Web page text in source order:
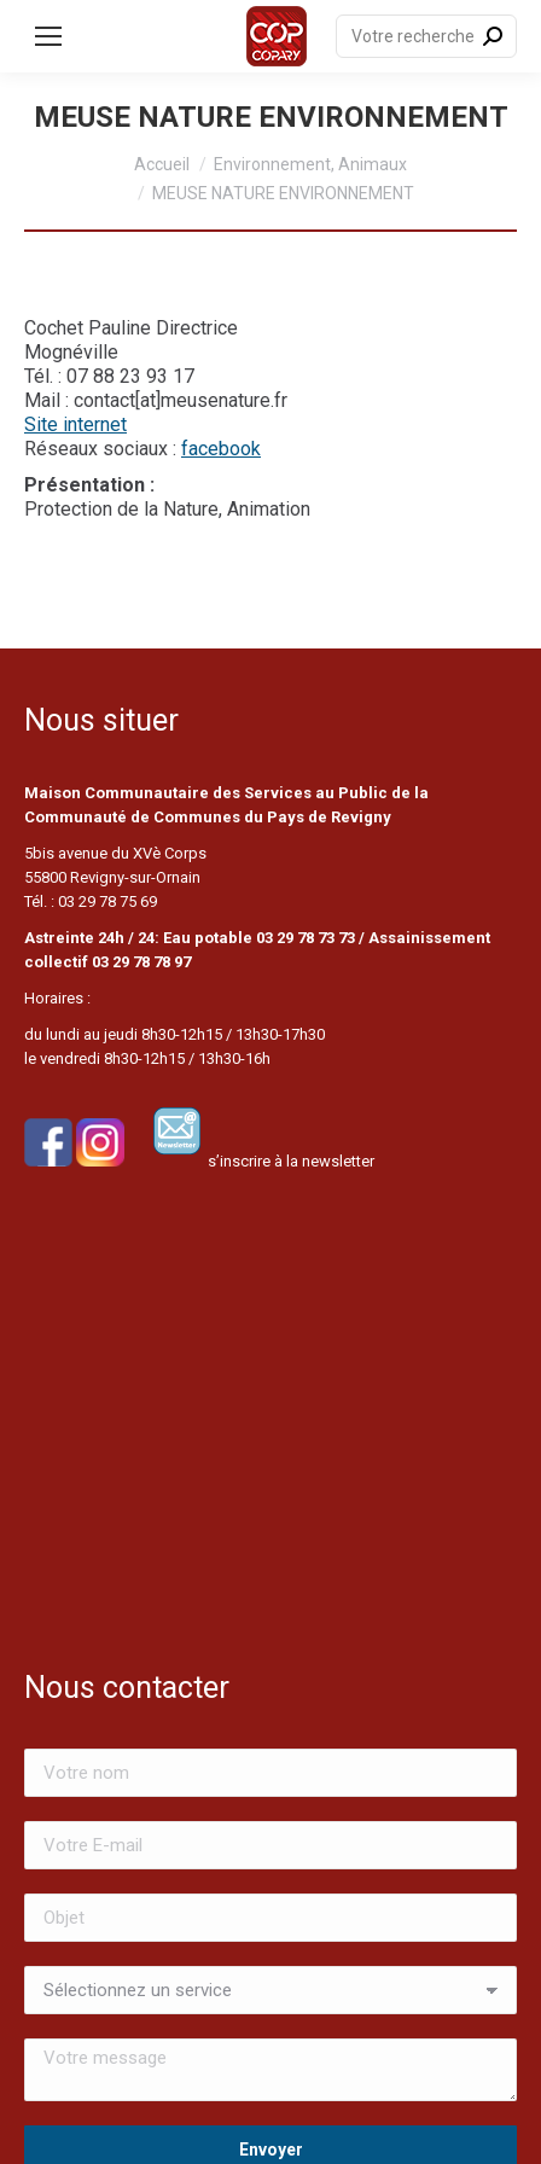
principal
Recherche
:
MEUSE NATURE ENVIRONNEMENT
Accueil
Environnement, Animaux
MEUSE NATURE ENVIRONNEMENT
Cochet Pauline Directrice
Mognéville
Tél. : 07 88 23 93 17
Mail : contact[at]meusenature.fr
Site internet
Réseaux sociaux : facebook
Présentation :
Protection de la Nature, Animation
Nous situer
Maison Communautaire des Services au Public de la
Communauté de Communes du Pays de Revigny
5bis avenue du XVè Corps
55800 Revigny-sur-Ornain
Tél. : 03 29 78 75 69
Astreinte 24h / 24: Eau potable 03 29 78 73 73 / Assainissement
collectif 03 29 78 78 97
Horaires :
du lundi au jeudi 8h30-12h15 / 13h30-17h30
le vendredi 8h30-12h15 / 13h30-16h
s’inscrire à la newsletter
Nous contacter